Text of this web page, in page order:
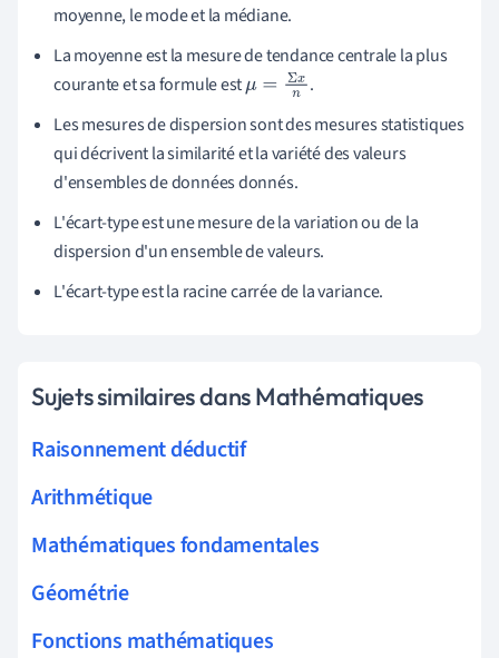
moyenne, le mode et la médiane.
La moyenne est la mesure de tendance centrale la plus
courante et sa formule estμ=Σx n
.
Les mesures de dispersion sont des mesures statistiques
qui décrivent la similarité et la variété des valeurs
d'ensembles de données donnés.
L'écart-type est une mesure de la variation ou de la
dispersion d'un ensemble de valeurs.
L'écart-type est la racine carrée de la variance.
Sujets similaires dans Mathématiques
Raisonnement déductif
Arithmétique
Mathématiques fondamentales
Géométrie
Fonctions mathématiques